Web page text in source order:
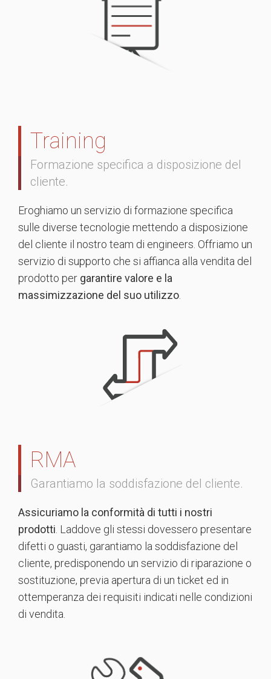
Training
Formazione specifica a disposizione del
cliente.
Eroghiamo un servizio di formazione specifica
sulle diverse tecnologie mettendo a disposizione
del cliente il nostro team di engineers. Offriamo un
servizio di supporto che si affianca alla vendita del
prodotto per garantire valore e la
massimizzazione del suo utilizzo.
RMA
Garantiamo la soddisfazione del cliente.
Assicuriamo la conformità di tutti i nostri
prodotti. Laddove gli stessi dovessero presentare
difetti o guasti, garantiamo la soddisfazione del
cliente, predisponendo un servizio di riparazione o
sostituzione, previa apertura di un ticket ed in
ottemperanza dei requisiti indicati nelle condizioni
di vendita.